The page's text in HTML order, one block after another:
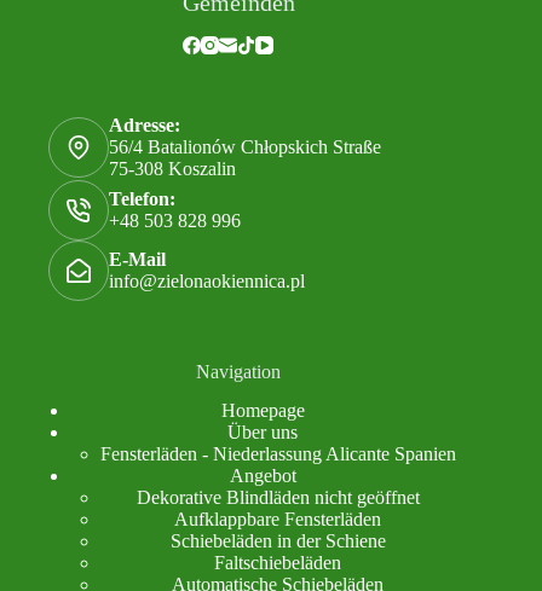
Adresse:
56/4 Batalionów Chłopskich Straße
75-308 Koszalin
Telefon:
+48 503 828 996
E-Mail
info@zielonaokiennica.pl
Navigation
Homepage
Über uns
Fensterläden - Niederlassung Alicante Spanien
Angebot
Dekorative Blindläden nicht geöffnet
Aufklappbare Fensterläden
Schiebeläden in der Schiene
Faltschiebeläden
Automatische Schiebeläden